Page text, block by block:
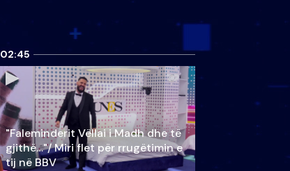
02:45
"Faleminderit Vëllai i Madh dhe të
gjithë…"/ Miri flet për rrugëtimin e
tij në BBV